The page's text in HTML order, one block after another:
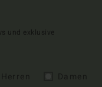
und exklusive